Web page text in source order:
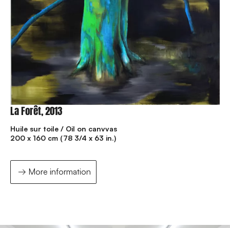
La Forêt, 2013
Huile sur toile / Oil on canvvas
200 x 160 cm (78 3/4 x 63 in.)
More information